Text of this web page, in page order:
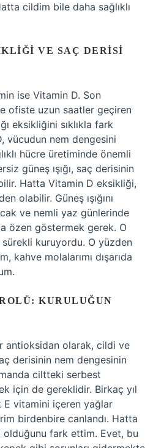
cildim bile daha sağlıklı
VE SAÇ DERISI
ise Vitamin D. Son
ofiste uzun saatler geçiren
eksikliğini sıklıkla fark
vücudun nem dengesini
hücre üretiminde önemli
güneş ışığı, saç derisinin
Hatta Vitamin D eksikliği,
olabilir. Güneş ışığını
ve nemli yaz günlerinde
özen göstermek gerek. O
kuruyordu. O yüzden
kahve molalarımı dışarıda
KURULUĞUN
antioksidan olarak, cildi ve
derisinin nem dengesinin
ciltteki serbest
için de gereklidir. Birkaç yıl
E vitamini içeren yağlar
birdenbire canlandı. Hatta
olduğunu fark ettim. Evet, bu